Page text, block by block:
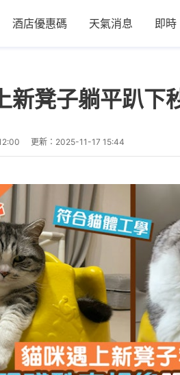
酒店優惠碼 天氣消息 即時
新凳子躺平趴
更新： 2025-11-17 15:44